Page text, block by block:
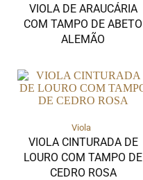
VIOLA DE ARAUCÁRIA
COM TAMPO DE ABETO
ALEMÃO
Viola
VIOLA CINTURADA DE
LOURO COM TAMPO DE
CEDRO ROSA